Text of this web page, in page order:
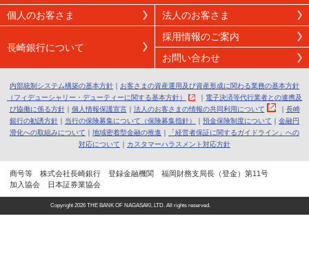
個人のお客さま
法人のお客さま
長崎銀行について
採用情報のご案内
お問い合わせ
内部統制システム構築の基本方針 ｜ お客さまの資産運用及び資産形成に関わる業務の基本方針
（フィデューシャリー・デューティーに関する基本方針）
｜ 電子決済等代行業者との連携及
び協働に係る方針｜ 個人情報保護宣言｜ 法人のお客さまの情報の共同利用について ｜ 長崎
銀行の勧誘方針 ｜ 当行の保険募集について（保険募集指針） ｜ 預金保険制度について ｜ 金融円
滑化への取組みについて ｜ 地域密着型金融の推進 ｜
「経営者保証に関するガイドライン」への
対応について ｜ カスタマーハラスメント対応方針
商号等 株式会社長崎銀行 登録金融機関 福岡財務支局長（登金）第11号
加入協会 日本証券業協会
Copyright 2026 THE BANK OF NAGASAKI, LTD. All rights reserved.